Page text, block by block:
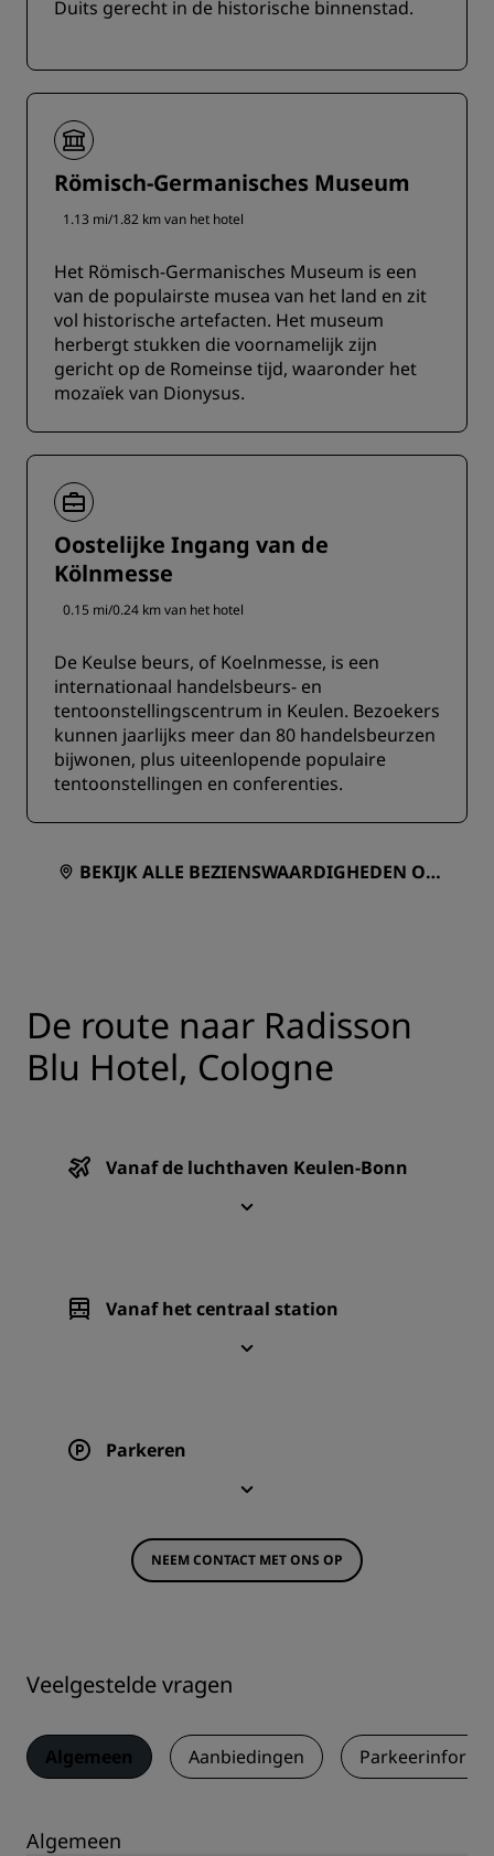
Duits gerecht in de historische binnenstad.
Römisch-Germanisches Museum
1.13 mi/1.82 km van het hotel
Het Römisch-Germanisches Museum is een
van de populairste musea van het land en zit
vol historische artefacten. Het museum
herbergt stukken die voornamelijk zijn
gericht op de Romeinse tijd, waaronder het
mozaïek van Dionysus.
Oostelijke Ingang van de
Kölnmesse
0.15 mi/0.24 km van het hotel
De Keulse beurs, of Koelnmesse, is een
internationaal handelsbeurs- en
tentoonstellingscentrum in Keulen. Bezoekers
kunnen jaarlijks meer dan 80 handelsbeurzen
bijwonen, plus uiteenlopende populaire
tentoonstellingen en conferenties.
BEKIJK ALLE BEZIENSWAARDIGHEDEN OP
De route naar Radisson
Blu Hotel, Cologne
Vanaf de luchthaven Keulen-Bonn
Vanaf het centraal station
Parkeren
NEEM CONTACT MET ONS OP
Veelgestelde vragen
Algemeen Aanbiedingen
Algemeen